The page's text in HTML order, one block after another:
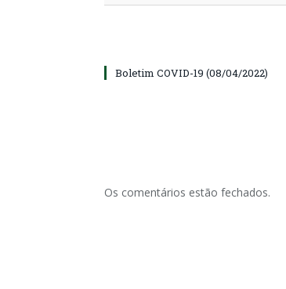
Boletim COVID-19 (08/04/2022)
Os comentários estão fechados.